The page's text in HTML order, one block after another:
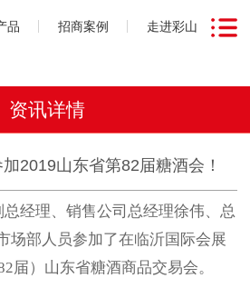
品 招商案例 走进彩山
资讯详情
2019山东省第82届糖酒会！
总经理、销售公司总经理徐伟、总
场部人员参加了在临沂国际会展
届）山东省糖酒商品交易会。